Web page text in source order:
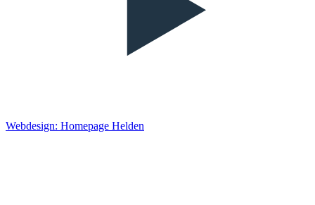
Webdesign: Homepage Helden